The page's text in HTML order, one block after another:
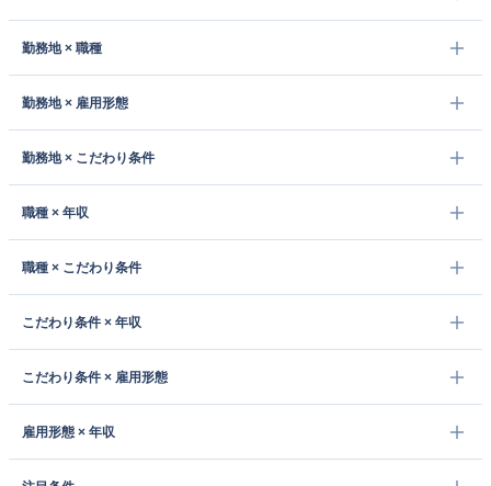
勤務地 × 職種
勤務地 × 雇用形態
勤務地 × こだわり条件
職種 × 年収
職種 × こだわり条件
こだわり条件 × 年収
こだわり条件 × 雇用形態
雇用形態 × 年収